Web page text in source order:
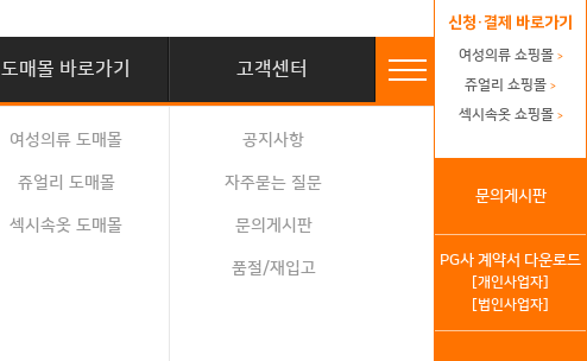
도매몰 바로가기 고객센터
여성의류 도매몰
쥬얼리 도매몰
섹시속옷 도매몰
공지사항
자주묻는 질문
문의게시판
품절/재입고
신청·결제 바로가기
여성의류 쇼핑몰 >
쥬얼리 쇼핑몰 >
섹시속옷 쇼핑몰 >
문의게시판
PG사 계약서 다운로드
[개인사업자]
[법인사업자]